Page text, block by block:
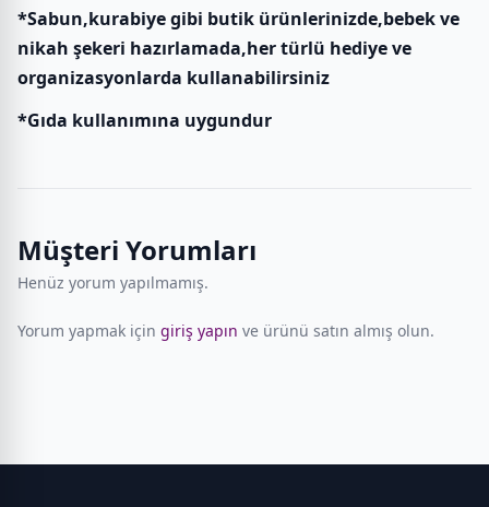
*Sabun,kurabiye gibi butik ürünlerinizde,bebek ve
nikah şekeri hazırlamada,her türlü hediye ve
organizasyonlarda kullanabilirsiniz
*Gıda kullanımına uygundur
Müşteri Yorumları
Henüz yorum yapılmamış.
Yorum yapmak için giriş yapın ve ürünü satın almış olun.